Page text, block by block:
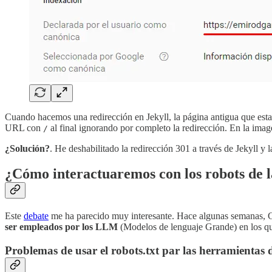
Cuando hacemos una redirección en Jekyll, la página antigua que
URL con / al final ignorando por completo la redirección. En la
¿Solución?. He deshabilitado la redirección 301 a través de Jekyll
¿Cómo interactuaremos con los robots de
Este debate me ha parecido muy interesante. Hace algunas
ser empleados por los LLM (Modelos de lenguaje Grande) en los
Problemas de usar el robots.txt par las herramientas